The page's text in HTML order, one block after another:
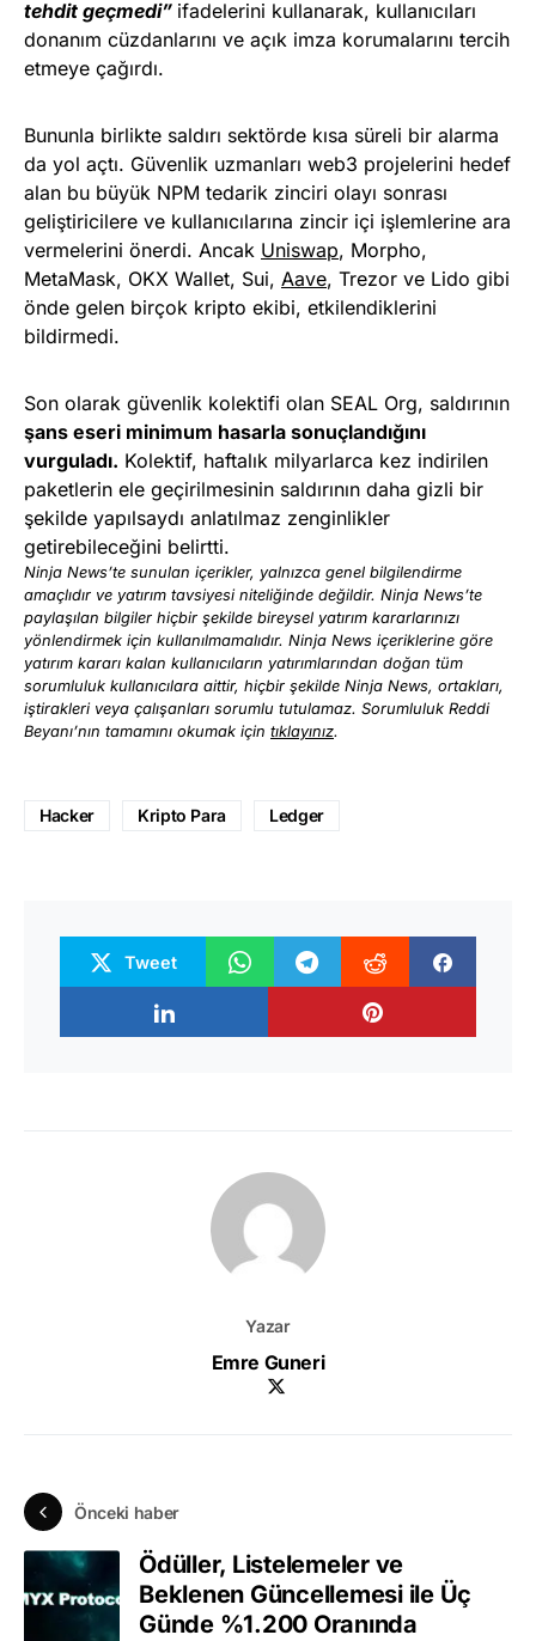
tehdit geçmedi” ifadelerini kullanarak, kullanıcıları
donanım cüzdanlarını ve açık imza korumalarını tercih
etmeye çağırdı.
Bununla birlikte saldırı sektörde kısa süreli bir alarma
da yol açtı. Güvenlik uzmanları web3 projelerini hedef
alan bu büyük NPM tedarik zinciri olayı sonrası
geliştiricilere ve kullanıcılarına zincir içi işlemlerine ara
vermelerini önerdi. Ancak Uniswap, Morpho,
MetaMask, OKX Wallet, Sui, Aave, Trezor ve Lido gibi
önde gelen birçok kripto ekibi, etkilendiklerini
bildirmedi.
Son olarak güvenlik kolektifi olan SEAL Org, saldırının
şans eseri minimum hasarla sonuçlandığını
vurguladı. Kolektif, haftalık milyarlarca kez indirilen
paketlerin ele geçirilmesinin saldırının daha gizli bir
şekilde yapılsaydı anlatılmaz zenginlikler
getirebileceğini belirtti.
Ninja News’te sunulan içerikler, yalnızca genel bilgilendirme
amaçlıdır ve yatırım tavsiyesi niteliğinde değildir. Ninja News’te
paylaşılan bilgiler hiçbir şekilde bireysel yatırım kararlarınızı
yönlendirmek için kullanılmamalıdır. Ninja News içeriklerine göre
yatırım kararı kalan kullanıcıların yatırımlarından doğan tüm
sorumluluk kullanıcılara aittir, hiçbir şekilde Ninja News, ortakları,
iştirakleri veya çalışanları sorumlu tutulamaz. Sorumluluk Reddi
Beyanı’nın tamamını okumak için tıklayınız.
Hacker Kripto Para Ledger
Tweet
Yazar
Emre Guneri
Önceki haber
Ödüller, Listelemeler ve
Beklenen Güncellemesi ile Üç
Günde %1.200 Oranında